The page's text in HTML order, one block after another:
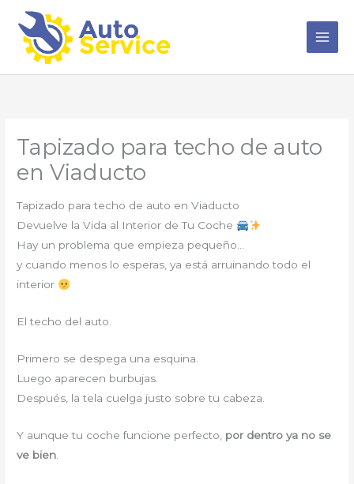
contenido
Tapizado para techo de auto
en Viaducto
Tapizado para techo de auto en Viaducto
Devuelve la Vida al Interior de Tu Coche
Hay un problema que empieza pequeño…
y cuando menos lo esperas, ya está arruinando todo el
interior
El techo del auto.
Primero se despega una esquina.
Luego aparecen burbujas.
Después, la tela cuelga justo sobre tu cabeza.
Y aunque tu coche funcione perfecto, por dentro ya no se
ve bien